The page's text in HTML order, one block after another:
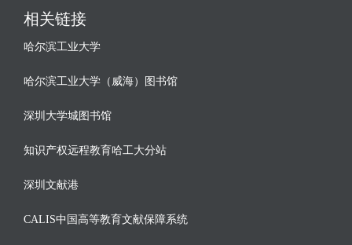
相关链接
哈尔滨工业大学
哈尔滨工业大学（威海）图书馆
深圳大学城图书馆
知识产权远程教育哈工大分站
深圳文献港
CALIS中国高等教育文献保障系统